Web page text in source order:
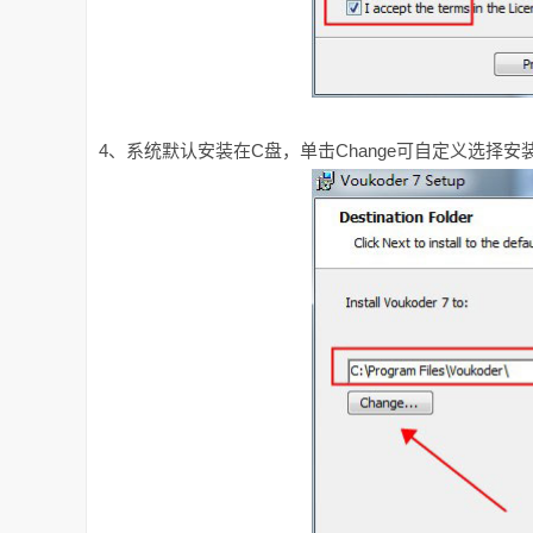
4、系统默认安装在C盘，单击Change可自定义选择安